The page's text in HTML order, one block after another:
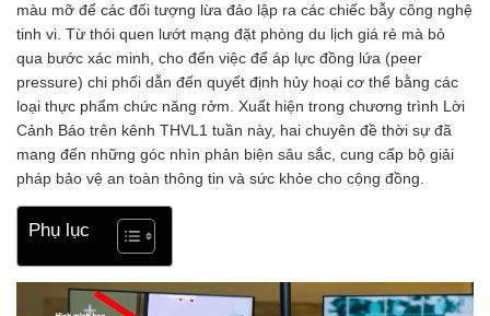
màu mỡ để các đối tượng lừa đảo lập ra các chiếc bẫy công nghệ
tinh vi. Từ thói quen lướt mạng đặt phòng du lịch giá rẻ mà bỏ
qua bước xác minh, cho đến việc để áp lực đồng lứa (peer
pressure) chi phối dẫn đến quyết định hủy hoại cơ thể bằng các
loại thực phẩm chức năng rởm. Xuất hiện trong chương trình Lời
Cảnh Báo trên kênh THVL1 tuần này, hai chuyên đề thời sự đã
mang đến những góc nhìn phản biện sâu sắc, cung cấp bộ giải
pháp bảo vệ an toàn thông tin và sức khỏe cho cộng đồng.
Phụ lục